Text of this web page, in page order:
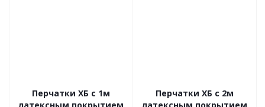
Перчатки ХБ с 1м
Перчатки ХБ с 2м